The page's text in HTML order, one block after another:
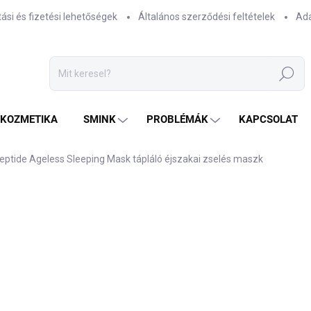
és fizetési lehetőségek Általános szerződési feltételek
Keresés
SMINK PROBLÉMÁK KAPCSOLAT
Ageless Sleeping Mask tápláló éjszakai zselés maszk